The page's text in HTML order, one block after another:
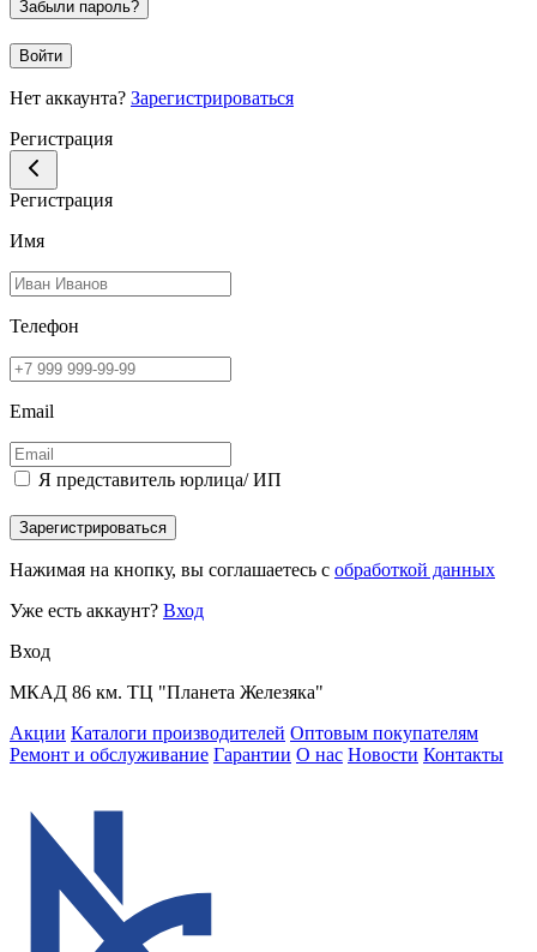
Забыли пароль?
Войти
Нет аккаунта? Зарегистрироваться
Регистрация
Регистрация
Имя
Телефон
Email
Я представитель юрлица/ ИП
Зарегистрироваться
Нажимая на кнопку, вы соглашаетесь с обработкой данных
Уже есть аккаунт? Вход
Вход
МКАД 86 км. ТЦ "Планета Железяка"
Акции Каталоги производителей Оптовым покупателям
Ремонт и обслуживание Гарантии О нас Новости Контакты